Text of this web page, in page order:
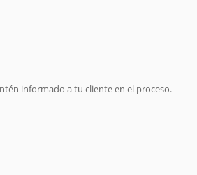
informado a tu cliente en el proceso.